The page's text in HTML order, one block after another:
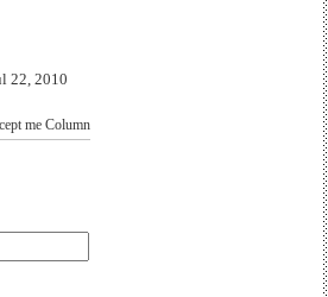
22, 2010
me Column